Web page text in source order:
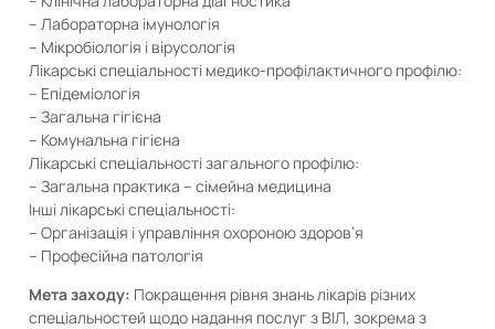
– Лабораторна імунологія
– Мікробіологія і вірусологія
Лікарські спеціальності медико-профілактичного профілю:
– Епідеміологія
– Загальна гігієна
– Комунальна гігієна
Лікарські спеціальності загального профілю:
– Загальна практика – сімейна медицина
Інші лікарські спеціальності:
– Організація і управління охороною здоров’я
– Професійна патологія
Мета заходу: Покращення рівня знань лікарів різних
спеціальностей щодо надання послуг з ВІЛ, зокрема з